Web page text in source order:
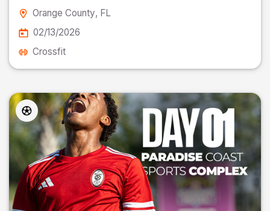
Orange County, FL
02/13/2026
Crossfit